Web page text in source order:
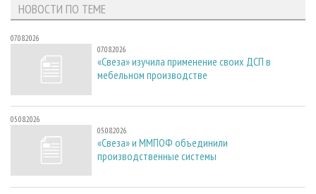
НОВОСТИ ПО ТЕМЕ
07.08.2026
07.08.2026
«Свеза» изучила применение своих ДСП в
мебельном производстве
05.08.2026
05.08.2026
«Свеза» и ММПОФ объединили
производственные системы